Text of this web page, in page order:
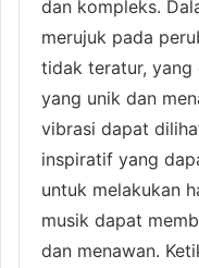
dan kompleks.
merujuk pada
tidak teratur, yang
yang unik dan
vibrasi dapat
inspiratif yang
untuk melakukan
musik dapat
dan menawan.